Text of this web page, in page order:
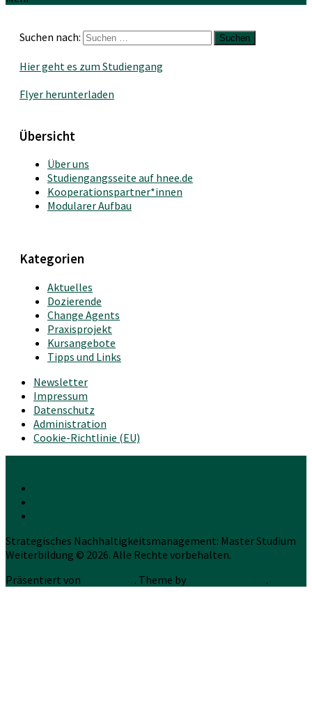
Suchen nach:
Hier geht es zum Studiengang
Flyer herunterladen
Übersicht
Über uns
Studiengangsseite auf hnee.de
Kooperationspartner*innen
Modularer Aufbau
Kategorien
Aktuelles
Dozierende
Change Agents
Praxisprojekt
Kursangebote
Tipps und Links
Newsletter
Impressum
Datenschutz
Administration
Cookie-Richtlinie (EU)
Strategisches Nachhaltigkeitsmanagement: Master Studium
Weiterbildung © 2026. Alle Rechte vorbehalten.
Präsentiert von
. Theme by .